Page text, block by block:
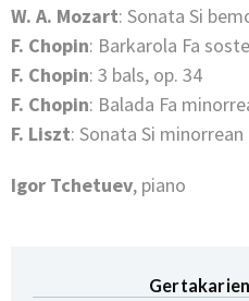
W. A. Mozart: Sonata Si
F. Chopin: Barkarola Fa
F. Chopin: 3 bals, op. 34
F. Chopin: Balada Fa
F. Liszt: Sonata Si minorrean
Igor Tchetuev, piano